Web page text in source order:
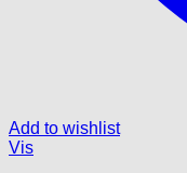
Add to wishlist
Vis